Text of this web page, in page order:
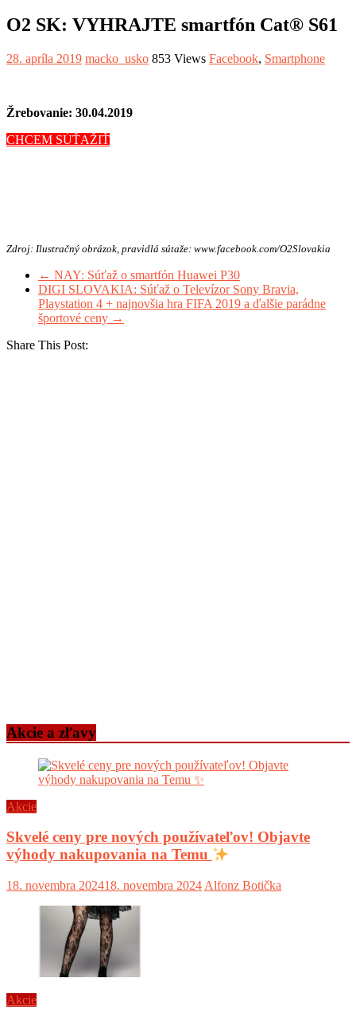
O2 SK: VYHRAJTE smartfón Cat® S61
28. apríla 2019 macko_usko 853 Views Facebook, Smartphone
Žrebovanie: 30.04.2019
CHCEM SÚŤAŽIŤ
Zdroj: Ilustračný obrázok, pravidlá sútaže: www.facebook.com/O2Slovakia
← NAY: Súťaž o smartfón Huawei P30
DIGI SLOVAKIA: Súťaž o Televízor Sony Bravia,
Playstation 4 + najnovšia hra FIFA 2019 a ďalšie parádne
športové ceny →
Share This Post:
Akcie a zľavy
Akcie
Skvelé ceny pre nových používateľov! Objavte
výhody nakupovania na Temu
18. novembra 202418. novembra 2024 Alfonz Botička
Akcie